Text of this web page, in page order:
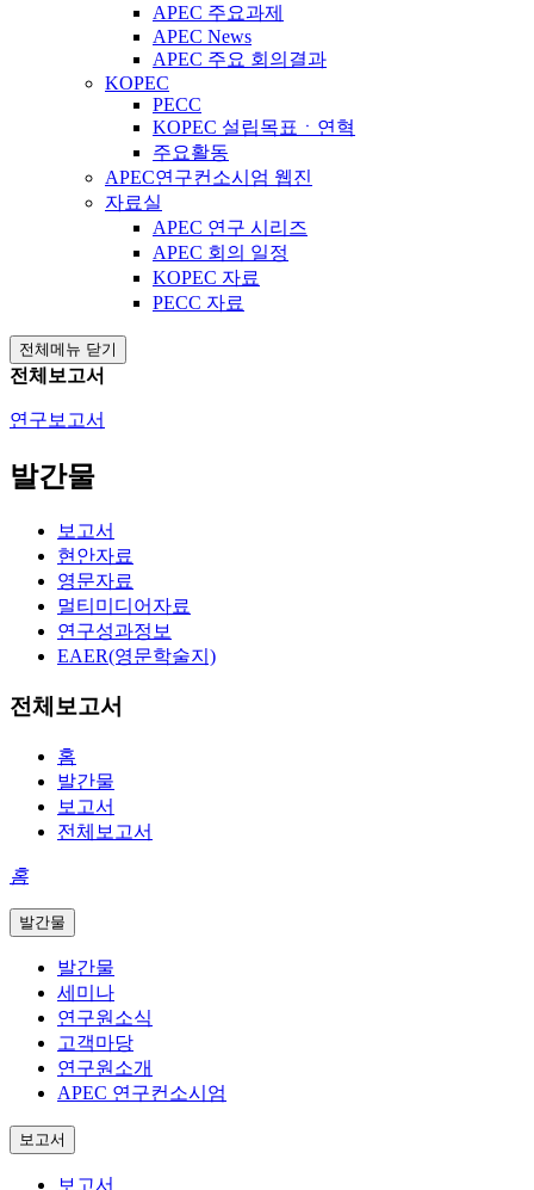
APEC 주요과제
APEC News
APEC 주요 회의결과
KOPEC
PECC
KOPEC 설립목표ㆍ연혁
주요활동
APEC연구컨소시엄 웹진
자료실
APEC 연구 시리즈
APEC 회의 일정
KOPEC 자료
PECC 자료
전체메뉴 닫기
전체보고서
연구보고서
발간물
보고서
현안자료
영문자료
멀티미디어자료
연구성과정보
EAER(영문학술지)
전체보고서
홈
발간물
보고서
전체보고서
홈
발간물
발간물
세미나
연구원소식
고객마당
연구원소개
APEC 연구컨소시엄
보고서
보고서